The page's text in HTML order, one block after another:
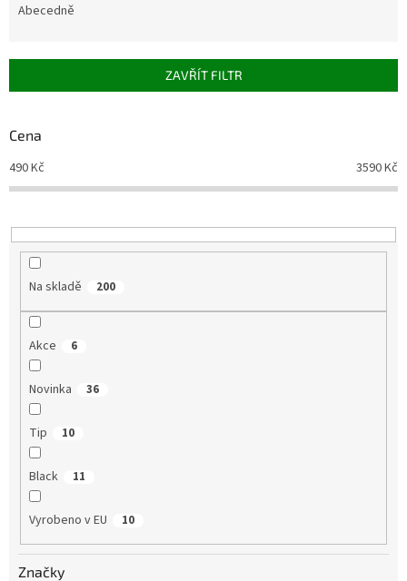
r
d
k
t
Abecedně
ZAVŘÍT FILTR
Cena
490Kč 3590Kč
Na skladě 200
Akce 6
Novinka 36
Tip 10
Black 11
Vyrobeno v EU 10
Značky